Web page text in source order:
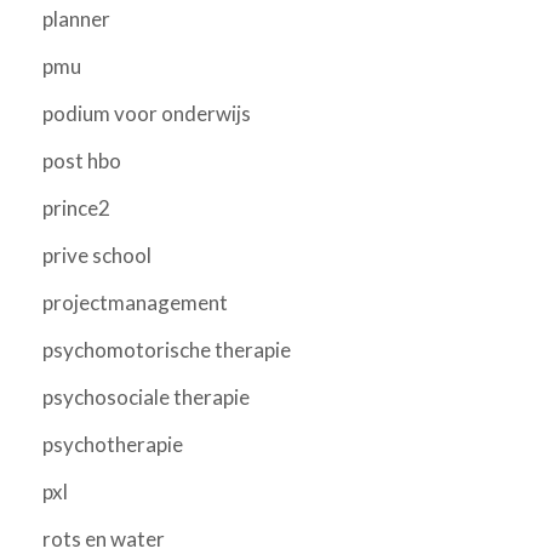
planner
pmu
podium voor onderwijs
post hbo
prince2
prive school
projectmanagement
psychomotorische therapie
psychosociale therapie
psychotherapie
pxl
rots en water